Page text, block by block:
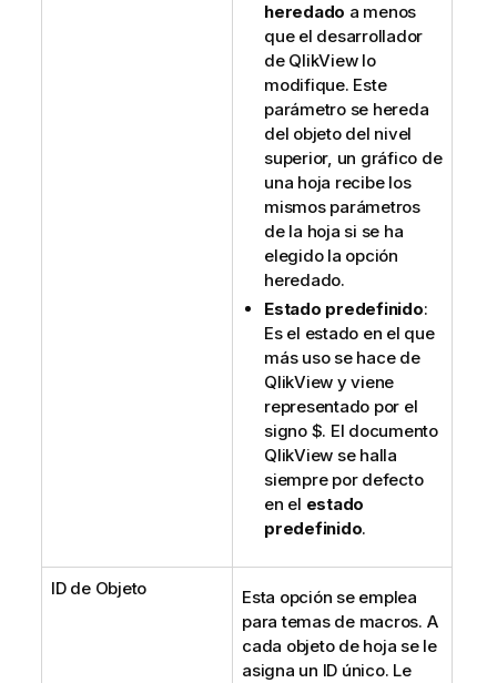
heredado a menos
que el desarrollador
de QlikView lo
modifique. Este
parámetro se hereda
del objeto del nivel
superior, un gráfico de
una hoja recibe los
mismos parámetros
de la hoja si se ha
elegido la opción
heredado.
Estado predefinido:
Es el estado en el que
más uso se hace de
QlikView y viene
representado por el
signo $. El documento
QlikView se halla
siempre por defecto
en el estado
predefinido.
ID de Objeto
Esta opción se emplea
para temas de macros. A
cada objeto de hoja se le
asigna un ID único. Le